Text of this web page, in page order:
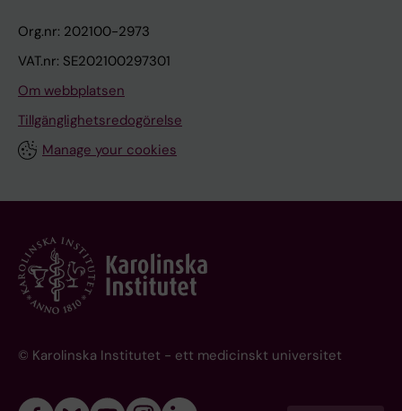
Org.nr: 202100-2973
VAT.nr: SE202100297301
Om webbplatsen
Tillgänglighetsredogörelse
Manage your cookies
© Karolinska Institutet - ett medicinskt universitet